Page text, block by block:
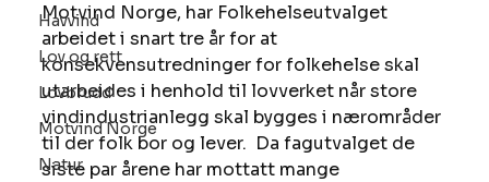
Havvind
Lov og rett
Lovbrudd
Motvind Norge
Natur
Motvind Norge, har Folkehelseutvalget
arbeidet i snart tre år for at
konsekvensutredninger for folkehelse skal
utarbeides i henhold til lovverket når store
vindindustrianlegg skal bygges i nærområder
til der folk bor og lever.  Da fagutvalget de
siste par årene har mottatt mange